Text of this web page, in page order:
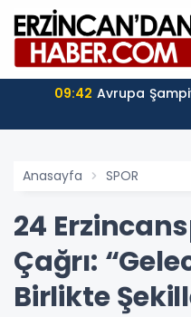
09:42 Avrupa
Anasayfa SPOR
24
Çağrı:
Birlikte